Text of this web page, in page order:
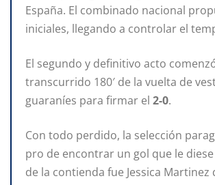
España. El combinado nacional
iniciales, llegando a controlar el
El segundo y definitivo acto
transcurrido 180′ de la vuelta de
guaraníes para firmar el 2-0.
Con todo perdido, la selección
pro de encontrar un gol que le
de la contienda fue Jessica